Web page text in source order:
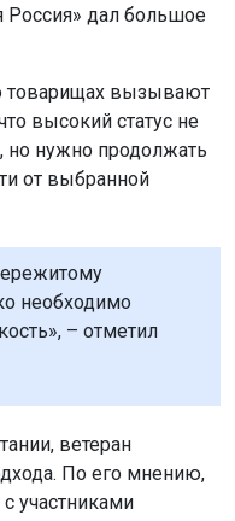
Россия» дал большое
товарищах вызывают
высокий статус не
но нужно продолжать
от выбранной
необходимо
– отметил
ветеран
По его мнению,
участниками